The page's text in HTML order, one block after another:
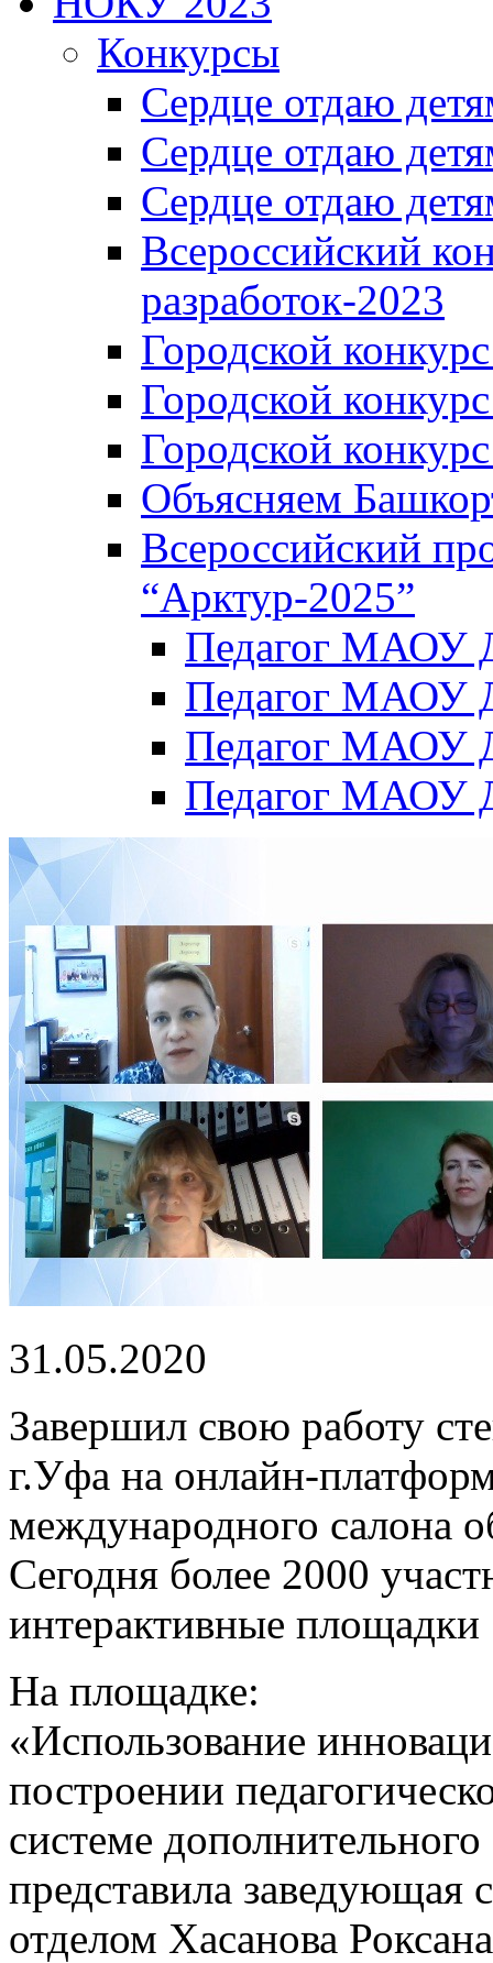
Конкурсы
Сердце отдаю
Сердце отдаю
Сердце отдаю
Всероссийский
разработок-2023
Городской
Городской
Городской
Объясняем
Всероссийский
“Арктур-2025”
Педагог МАОУ
Педагог МАОУ
Педагог МАОУ
Педагог МАОУ
31.05.2020
Завершил свою работу
г.Уфа на онлайн-
международного салона
Сегодня более 2000
интерактивные площадки
На площадке:
«Использование
построении
системе
представила заведующая
отделом Хасанова